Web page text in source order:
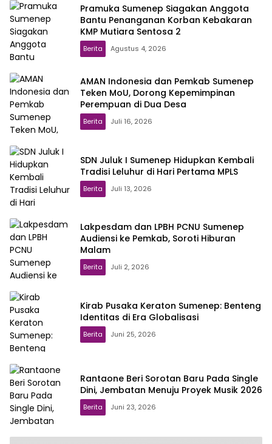
Pramuka Sumenep Siagakan Anggota
Bantu Penanganan Korban Kebakaran
KMP Mutiara Sentosa 2
Berita Agustus 4, 2026
AMAN Indonesia dan Pemkab Sumenep
Teken MoU, Dorong Kepemimpinan
Perempuan di Dua Desa
Berita Juli 16, 2026
SDN Juluk I Sumenep Hidupkan Kembali
Tradisi Leluhur di Hari Pertama MPLS
Berita Juli 13, 2026
Lakpesdam dan LPBH PCNU Sumenep
Audiensi ke Pemkab, Soroti Hiburan
Malam
Berita Juli 2, 2026
Kirab Pusaka Keraton Sumenep: Benteng
Identitas di Era Globalisasi
Berita Juni 25, 2026
Rantaone Beri Sorotan Baru Pada Single
Dini, Jembatan Menuju Proyek Musik 2026
Berita Juni 23, 2026